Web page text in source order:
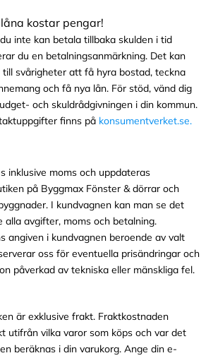
kostar pengar!
inte kan betala tillbaka skulden i tid
du en betalningsanmärkning. Det kan
till svårigheter att få hyra bostad, teckna
och få nya lån. För stöd, vänd dig
och skuldrådgivningen i din kommun.
finns på konsumentverket.se.
inklusive moms och uppdateras
på Byggmax Fönster & dörrar och
I kundvagnen kan man se det
alla avgifter, moms och betalning.
angiven i kundvagnen beroende av valt
oss för eventuella prisändringar och
påverkad av tekniska eller mänskliga fel.
är exklusive frakt. Fraktkostnaden
utifrån vilka varor som köps och var det
beräknas i din varukorg. Ange din e-